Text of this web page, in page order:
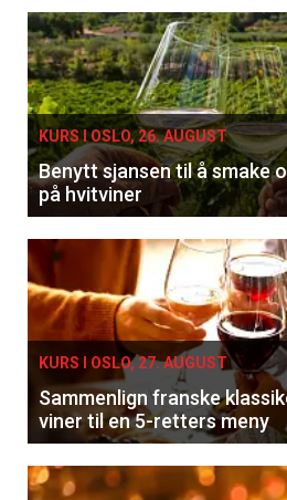
KURS I OSLO, 26. AUGUST
Benytt sjansen til å smake
på hvitviner
KURS I OSLO, 27. AUGUST
Sammenlign franske
viner til en 5-retters meny